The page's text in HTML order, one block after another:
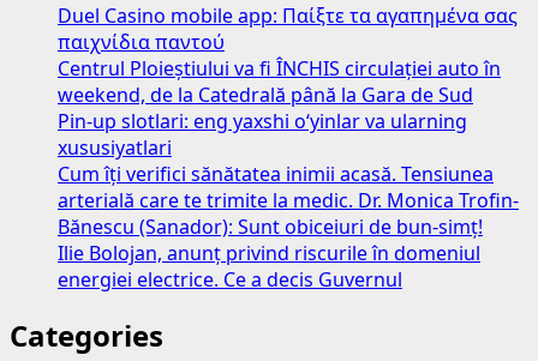
Duel Casino mobile app: Παίξτε τα αγαπημένα σας
παιχνίδια παντού
Centrul Ploieștiului va fi ÎNCHIS circulației auto în
weekend, de la Catedrală până la Gara de Sud
Pin-up slotlari: eng yaxshi o‘yinlar va ularning
xususiyatlari
Cum îți verifici sănătatea inimii acasă. Tensiunea
arterială care te trimite la medic. Dr. Monica Trofin-
Bănescu (Sanador): Sunt obiceiuri de bun-simț!
Ilie Bolojan, anunț privind riscurile în domeniul
energiei electrice. Ce a decis Guvernul
Categories